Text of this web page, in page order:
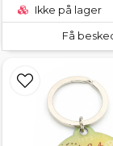
Ikke på lager
Få